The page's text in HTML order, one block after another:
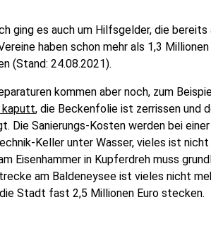
ging es auch um Hilfsgelder, die bereits
haben schon mehr als 1,3
(Stand: 24.08.2021).
kommen aber noch, zum
kaputt, die Beckenfolie ist zerrissen und
Die Sanierungs-Kosten werden bei
Keller unter Wasser, vieles ist nicht
Eisenhammer in Kupferdreh muss
am Baldeneysee ist vieles nicht
Stadt fast 2,5 Millionen Euro stecken.